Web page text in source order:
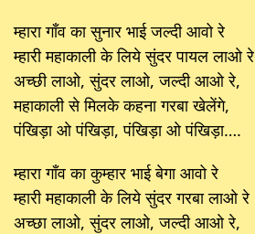
म्हारा गाँव का सुनार भाई जल्दी आवो रे
म्हारी महाकाली के लिये सुंदर पायल लाओ रे
अच्छी लाओ, सुंदर लाओ, जल्दी आओ रे,
महाकाली से मिलके कहना गरबा खेलेंगे,
पंखिड़ा ओ पंखिड़ा, पंखिड़ा ओ पंखिड़ा….
म्हारा गाँव का कुम्हार भाई बेगा आवो रे
म्हारी महाकाली के लिये सुंदर गरबा लाओ रे
अच्छा लाओ, सुंदर लाओ, जल्दी आओ रे,